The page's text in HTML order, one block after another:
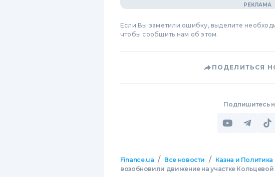
Если Вы заметили ошибку, выделите
чтобы сообщить нам об этом.
ПОДЕЛИТЬСЯ
Подпишитесь
Finance.ua / Все новости / Казна и Политика
возобновили движение на участке